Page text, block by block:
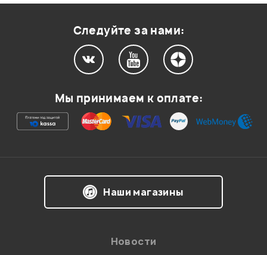
Ваша оценка:
Следуйте за нами:
Мы принимаем к оплате:
Наши магазины
Новости